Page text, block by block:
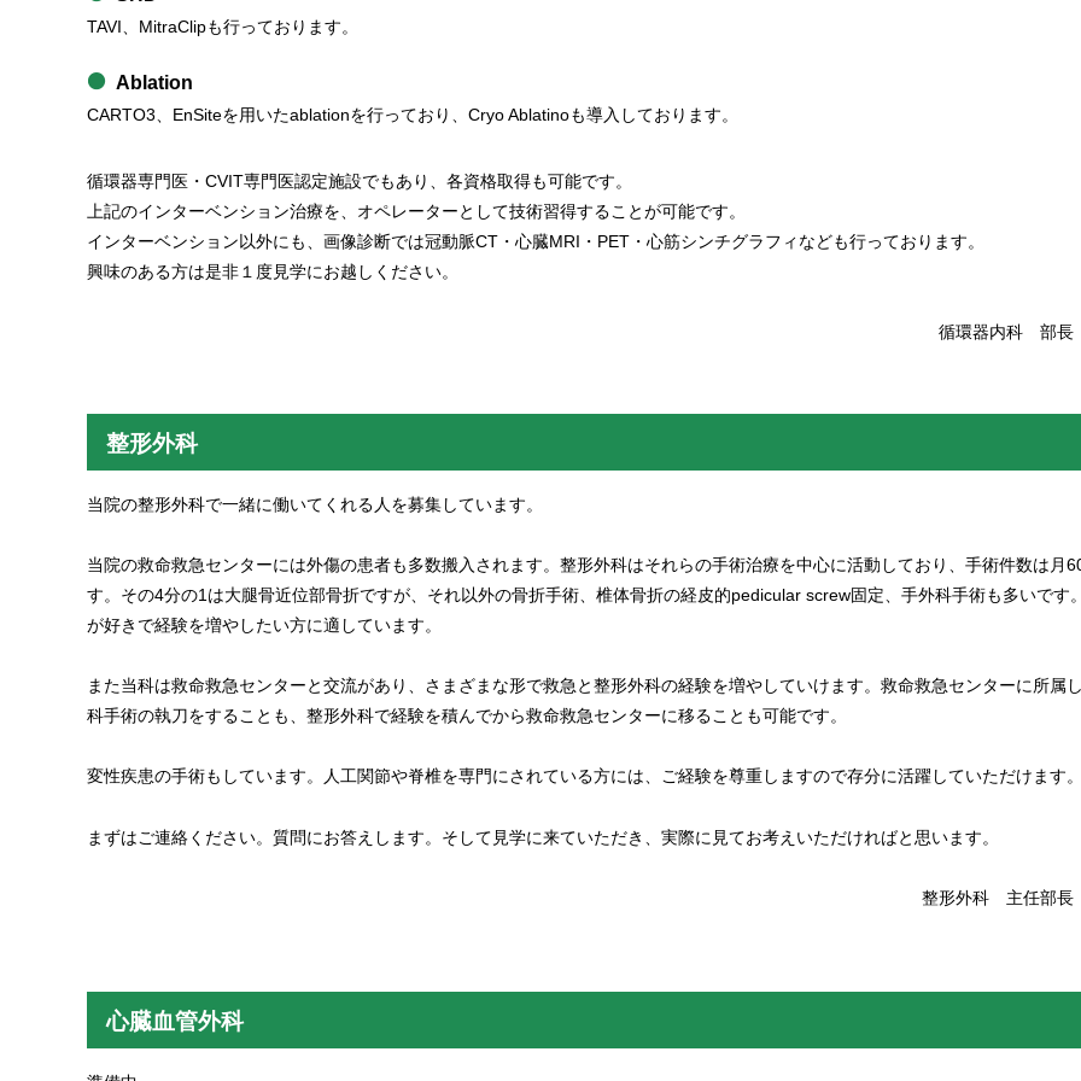
TAVI、MitraClipも行っております。
Ablation
CARTO3、EnSiteを用いたablationを行っており、Cryo Ablatinoも導入しております。
循環器専門医・CVIT専門医認定施設でもあり、各資格取得も可能です。
上記のインターベンション治療を、オペレーターとして技術習得することが可能です。
インターベンション以外にも、画像診断では冠動脈CT・心臓MRI・PET・心筋シンチグラフィなども行っております。
興味のある方は是非１度見学にお越しください。
循環器内科 部
整形外科
当院の整形外科で一緒に働いてくれる人を募集しています。
当院の救命救急センターには外傷の患者も多数搬入されます。整形外科はそれらの手術治療を中心に活動しており、手術件数は月
す。その4分の1は大腿骨近位部骨折ですが、それ以外の骨折手術、椎体骨折の経皮的pedicular screw固定、手外科手術も多いです
が好きで経験を増やしたい方に適しています。
また当科は救命救急センターと交流があり、さまざまな形で救急と整形外科の経験を増やしていけます。救命救急センターに所属
科手術の執刀をすることも、整形外科で経験を積んでから救命救急センターに移ることも可能です。
変性疾患の手術もしています。人工関節や脊椎を専門にされている方には、ご経験を尊重しますので存分に活躍していただけます
まずはご連絡ください。質問にお答えします。そして見学に来ていただき、実際に見てお考えいただければと思います。
整形外科 主任部
心臓血管外科